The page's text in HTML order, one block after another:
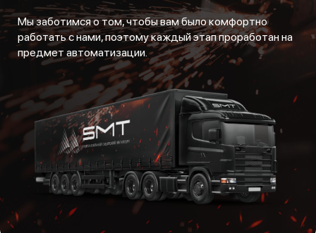
Мы заботимся о том, чтобы вам было комфортно
работать с нами, поэтому каждый этап проработан на
предмет автоматизации.